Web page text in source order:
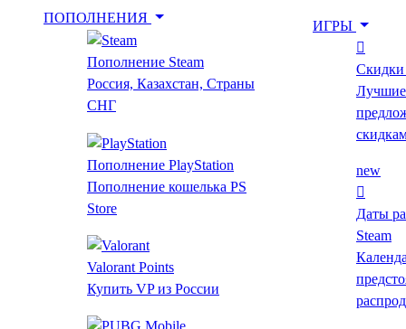
ПОПОЛНЕНИЯ
Пополнение Steam
Россия, Казахстан, Страны
СНГ
Пополнение PlayStation
Пополнение кошелька PS
Store
Valorant Points
Купить VP из России
ИГРЫ
Скидки
Лучшие
new
Даты
Steam
Укажи игру для поиска лучшей цены
Введите как минимум 2 буквы
Показать фильтр Очистить фильтр
Главная
Собиратель существ
Собиратель существ